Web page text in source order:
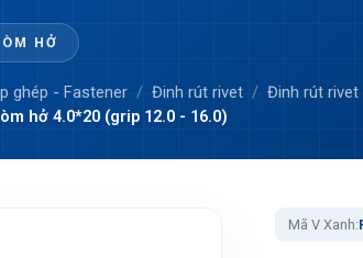
HỞ
ghép - Fastener Đinh rút rivet
Đinh rút
hở 4.0*20 (grip 12.0 - 16.0)
Mã V Xanh: